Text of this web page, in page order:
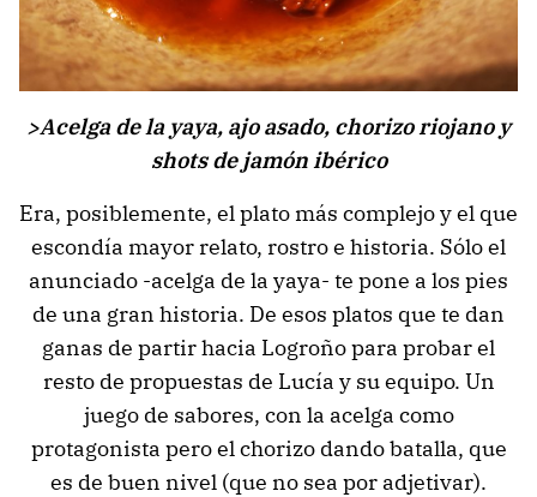
>Acelga de la yaya, ajo asado, chorizo riojano y
shots de jamón ibérico
Era, posiblemente, el plato más complejo y el que
escondía mayor relato, rostro e historia. Sólo el
anunciado -acelga de la yaya- te pone a los pies
de una gran historia. De esos platos que te dan
ganas de partir hacia Logroño para probar el
resto de propuestas de Lucía y su equipo. Un
juego de sabores, con la acelga como
protagonista pero el chorizo dando batalla, que
es de buen nivel (que no sea por adjetivar).